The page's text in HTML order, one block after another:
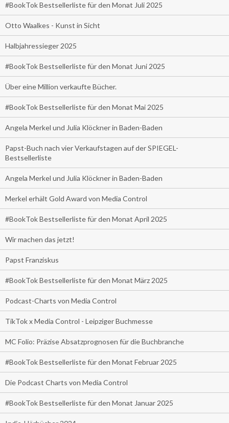
#BookTok Bestsellerliste für den Monat Juli 2025
Otto Waalkes - Kunst in Sicht
Halbjahressieger 2025
#BookTok Bestsellerliste für den Monat Juni 2025
Über eine Million verkaufte Bücher.
#BookTok Bestsellerliste für den Monat Mai 2025
Angela Merkel und Julia Klöckner in Baden-Baden
Papst-Buch nach vier Verkaufstagen auf der SPIEGEL-
Bestsellerliste
Angela Merkel und Julia Klöckner in Baden-Baden
Merkel erhält Gold Award von Media Control
#BookTok Bestsellerliste für den Monat April 2025
Wir machen das jetzt!
Papst Franziskus
#BookTok Bestsellerliste für den Monat März 2025
Podcast-Charts von Media Control
TikTok x Media Control - Leipziger Buchmesse
MC Folio: Präzise Absatzprognosen für die Buchbranche
#BookTok Bestsellerliste für den Monat Februar 2025
Die Podcast Charts von Media Control
#BookTok Bestsellerliste für den Monat Januar 2025